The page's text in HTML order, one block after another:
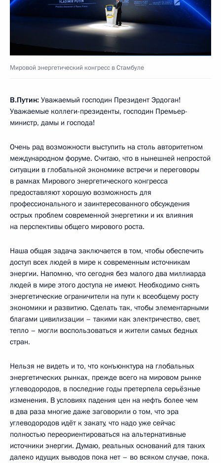
Мировой энергетический конгресс в Стамбуле
В.Путин: Уважаемый господин Президент Эрдоган!
Уважаемые коллеги-президенты, господин Премьер-
министр, дамы и господа!
Очень рад возможности выступить на столь авторитетном
международном форуме. Считаю, что в нынешней непростой
ситуации в глобальной экономике встречи и переговоры
в рамках Мирового энергетического конгресса
предоставляют хорошую возможность для
профессионального и заинтересованного обсуждения
острых проблем современной энергетики и их влияния
на перспективы общего мирового роста.
Наша общая задача заключается в том, чтобы обеспечить
доступ всех людей в мире к современным источникам
энергии. Напомню, что сегодня без малого два миллиарда
людей в мире этого доступа не имеют. Необходимо снять
энергетические ограничители на пути к всеобщему росту
экономики и развитию. Сделать так, чтобы элементарными
благами цивилизации – такими как электричество, свет,
тепло – могли воспользоваться и жители самых бедных
стран.
Нельзя не видеть и то, что конъюнктура на глобальных
энергетических рынках, прежде всего на мировом рынке
углеводородов, в последние годы претерпела серьёзные
изменения. В условиях падения цен на нефть более чем
в два раза многие даже заговорили о том, что эра
углеводородов идёт к закату, что надо уже сейчас
полностью переориентироваться на альтернативные
источники энергии. Думаю, реальных оснований для таких
далеко идущих выводов пока нет – во всяком случае, пока.